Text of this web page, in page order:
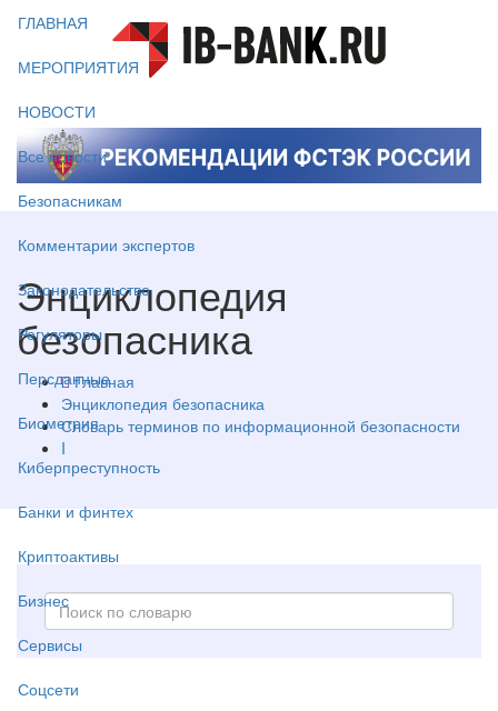
ГЛАВНАЯ
МЕРОПРИЯТИЯ
НОВОСТИ
Все новости
Безопасникам
Комментарии экспертов
Законодательство
Регуляторы
Персданные
Биометрия
Киберпреступность
Банки и финтех
Криптоактивы
Бизнес
Сервисы
Соцсети
Энциклопедия
безопасника
Главная
Энциклопедия безопасника
Словарь терминов по информационной безопасности
I